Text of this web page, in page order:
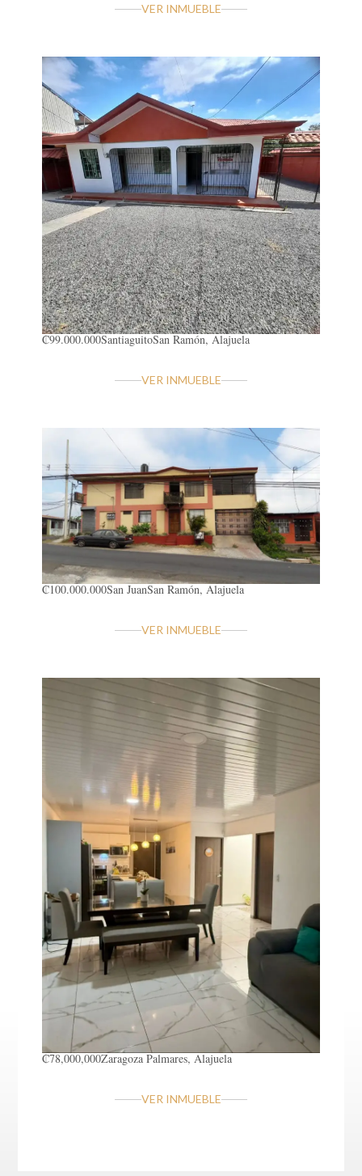
VER INMUEBLE
₡99.000.000SantiaguitoSan Ramón, Alajuela
VER INMUEBLE
₡100.000.000San JuanSan Ramón, Alajuela
VER INMUEBLE
₡78,000,000ZaragozaPalmares, Alajuela
VER INMUEBLE